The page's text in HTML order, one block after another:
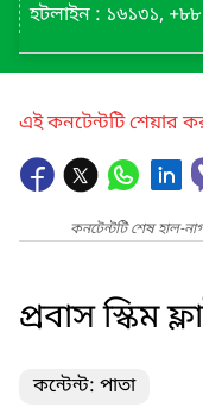
হটলাইন : ১৬১৩১,
এই কনটেন্টটি শেয়ার
কনটেন্টটি শেষ হাল-
প্রবাস স্কিম
কন্টেন্ট: পাতা